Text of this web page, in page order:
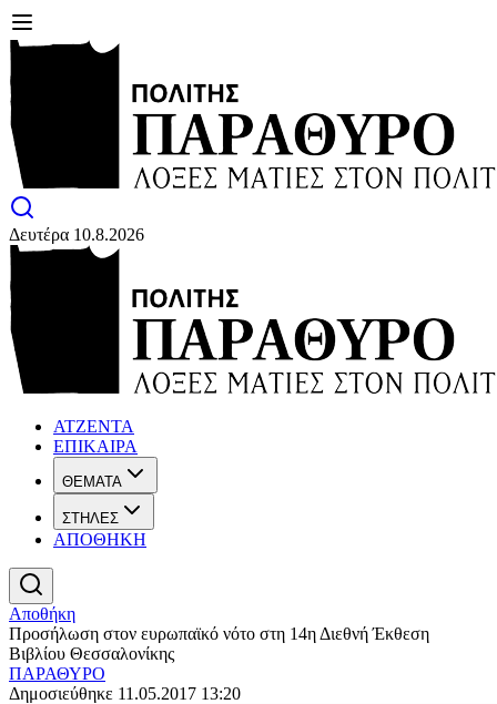
Δευτέρα 10.8.2026
ΑΤΖΕΝΤΑ
ΕΠΙΚΑΙΡΑ
ΘΕΜΑΤΑ
ΣΤΗΛΕΣ
ΑΠΟΘΗΚΗ
Αποθήκη
Προσήλωση στον ευρωπαϊκό νότο στη 14η Διεθνή Έκθεση
Βιβλίου Θεσσαλονίκης
ΠΑΡΑΘΥΡΟ
Δημοσιεύθηκε 11.05.2017 13:20